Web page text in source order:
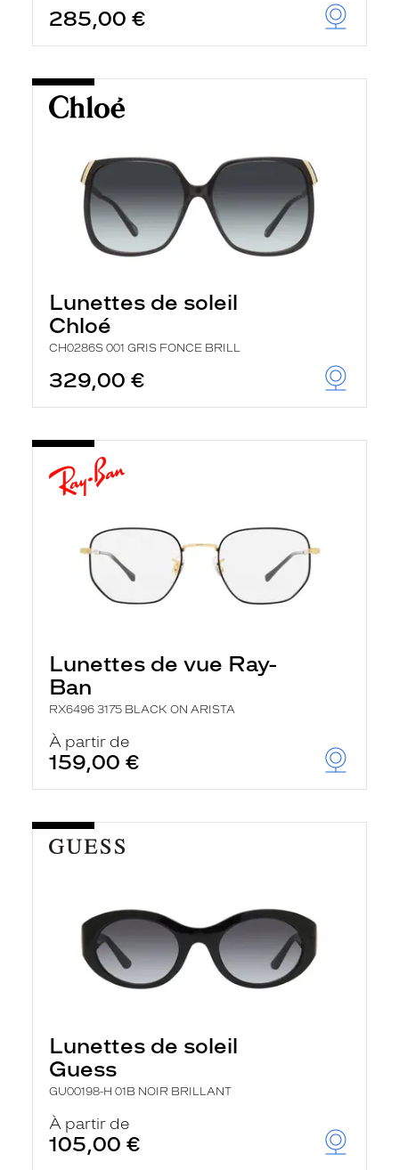
285,00 €
Lunettes de soleil
Chloé
CH0286S 001 GRIS FONCE BRILL
329,00 €
Lunettes de vue Ray-
Ban
RX6496 3175 BLACK ON ARISTA
À partir de
159,00 €
Lunettes de soleil
Guess
GU00198-H 01B NOIR BRILLANT
À partir de
105,00 €